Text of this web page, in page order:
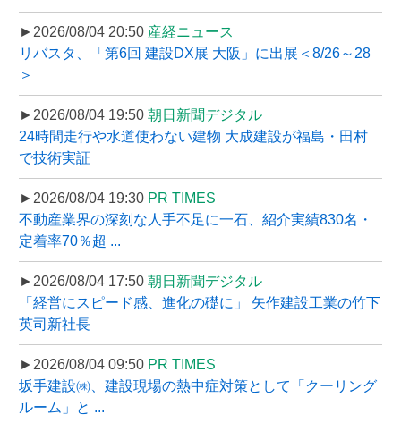
►2026/08/04 20:50 産経ニュース
リバスタ、「第6回 建設DX展 大阪」に出展＜8/26～28
＞
►2026/08/04 19:50 朝日新聞デジタル
24時間走行や水道使わない建物 大成建設が福島・田村
で技術実証
►2026/08/04 19:30 PR TIMES
不動産業界の深刻な人手不足に一石、紹介実績830名・
定着率70％超 ...
►2026/08/04 17:50 朝日新聞デジタル
「経営にスピード感、進化の礎に」 矢作建設工業の竹下
英司新社長
►2026/08/04 09:50 PR TIMES
坂手建設㈱、建設現場の熱中症対策として「クーリング
ルーム」と ...